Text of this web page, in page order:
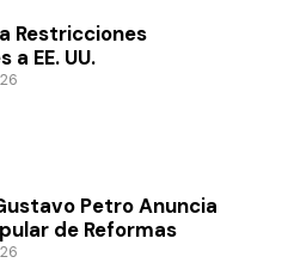
Restricciones
a EE. UU.
Petro Anuncia
de Reformas